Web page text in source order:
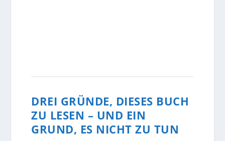
DREI GRÜNDE, DIESES BUCH
ZU LESEN – UND EIN
GRUND, ES NICHT ZU TUN